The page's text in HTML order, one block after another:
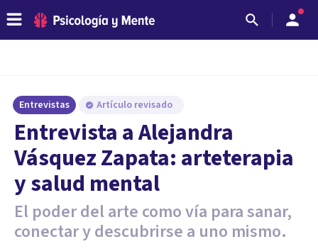
Entrevistas Artículo revisado
Entrevista a Alejandra
Vásquez Zapata: arteterapia
y salud mental
El poder del arte como vía para sanar,
conectar y descubrirse a uno mismo.